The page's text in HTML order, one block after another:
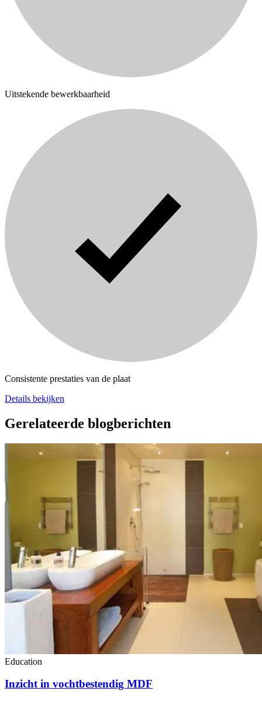
Uitstekende bewerkbaarheid
Consistente prestaties van de plaat
Details bekijken
Gerelateerde blogberichten
Education
Inzicht in vochtbestendig MDF